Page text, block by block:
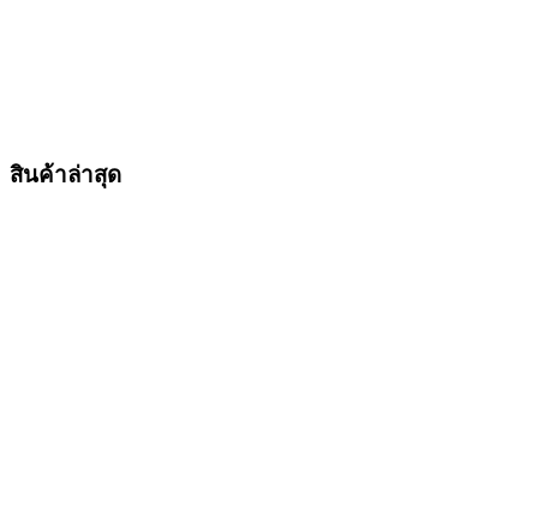
สินค้าล่าสุด